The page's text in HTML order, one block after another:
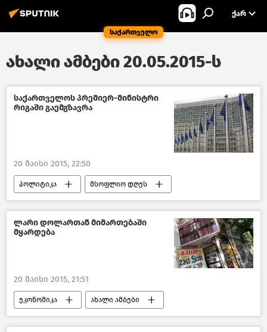
საქართველო
ᲥᲐᲠ
ახალი ამბები 20.05.2015-ს
საქართველოს პრემიერ-მინისტრი
რიგაში გაემგზავრა
20 მაისი 2015, 22:50
პოლიტიკა მსოფლიო დღეს
საქართველო
ლარი დოლართან მიმართებაში
მყარდება
20 მაისი 2015, 21:51
ეკონომიკა ახალი ამბები
საქართველო